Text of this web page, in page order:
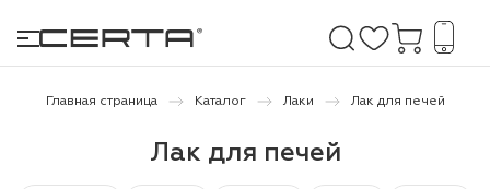
Главная страница Каталог Лаки Лак для печей
Лак для печей